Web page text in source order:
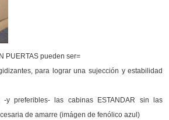
PUERTAS pueden ser=
para lograr una sujección y estabilidad
y preferibles- las cabinas ESTANDAR sin las
de amarre (imágen de fenólico azul)